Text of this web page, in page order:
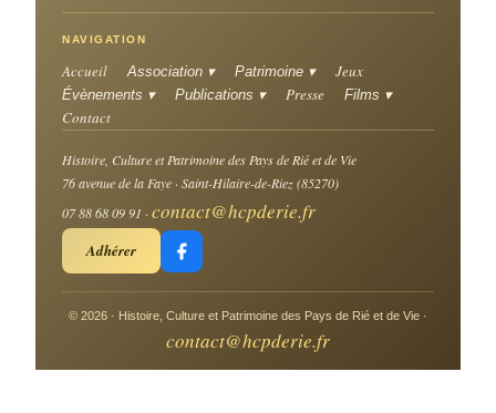
NAVIGATION
Accueil Association ▾ Patrimoine ▾ Jeux
Évènements ▾ Publications ▾ Presse Films ▾
Contact
Histoire, Culture et Patrimoine des Pays de Rié et de Vie
76 avenue de la Faye · Saint-Hilaire-de-Riez (85270)
07 88 68 09 91 · contact@hcpderie.fr
Adhérer
© 2026 · Histoire, Culture et Patrimoine des Pays de Rié et de Vie ·
contact@hcpderie.fr